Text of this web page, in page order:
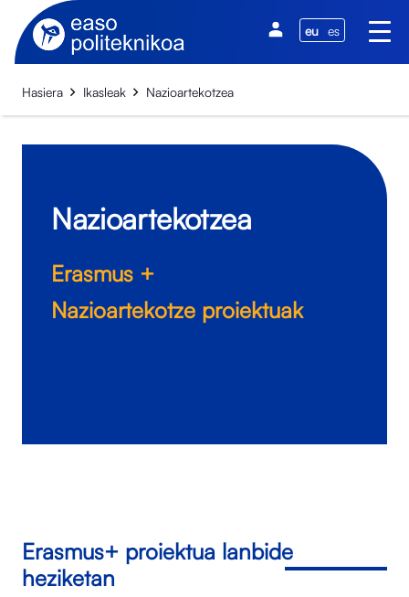
eu es
Hasiera Ikasleak Nazioartekotzea
Nazioartekotzea
Erasmus +
Nazioartekotze proiektuak
Erasmus+ proiektua lanbide
heziketan